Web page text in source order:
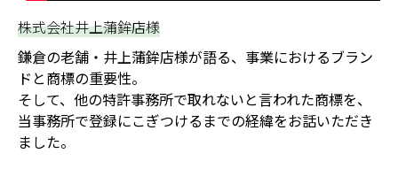
株式会社井上蒲鉾店様
鎌倉の老舗・井上蒲鉾店様が語る、事業におけるブラン
ドと商標の重要性。
そして、他の特許事務所で取れないと言われた商標を、
当事務所で登録にこぎつけるまでの経緯をお話いただき
ました。